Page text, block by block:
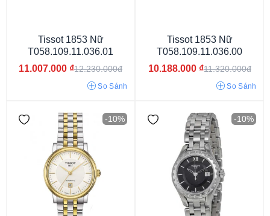
Mặt xanh dương Mặt màu xanh
Mặt màu trắng
Mặt xanh lục
Mặt xanh đen
Mặt vàng hồng Mặt khảm đá
Tissot 1853 Nữ
T058.109.11.036.01
11.007.000 ₫12.230.000đ
So Sánh
Tissot 1853 Nữ
T058.109.11.036.00
10.188.000 ₫11.320.000đ
So Sánh
-10% -10%